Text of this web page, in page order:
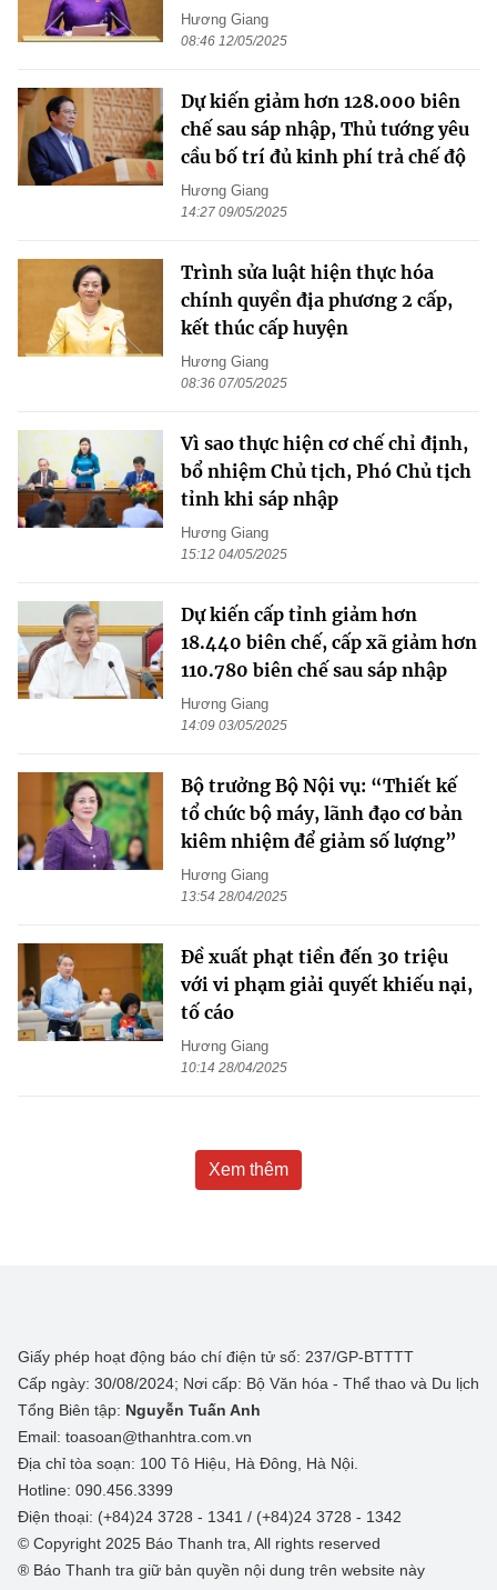
Hương Giang
08:46 12/05/2025
Dự kiến giảm hơn 128.000 biên
chế sau sáp nhập, Thủ tướng yêu
cầu bố trí đủ kinh phí trả chế độ
Hương Giang
14:27 09/05/2025
Trình sửa luật hiện thực hóa
chính quyền địa phương 2 cấp,
kết thúc cấp huyện
Hương Giang
08:36 07/05/2025
Vì sao thực hiện cơ chế chỉ định,
bổ nhiệm Chủ tịch, Phó Chủ tịch
tỉnh khi sáp nhập
Hương Giang
15:12 04/05/2025
Dự kiến cấp tỉnh giảm hơn
18.440 biên chế, cấp xã giảm hơn
110.780 biên chế sau sáp nhập
Hương Giang
14:09 03/05/2025
Bộ trưởng Bộ Nội vụ: “Thiết kế
tổ chức bộ máy, lãnh đạo cơ bản
kiêm nhiệm để giảm số lượng”
Hương Giang
13:54 28/04/2025
Đề xuất phạt tiền đến 30 triệu
với vi phạm giải quyết khiếu nại,
tố cáo
Hương Giang
10:14 28/04/2025
Xem thêm
Giấy phép hoạt động báo chí điện tử số: 237/GP-BTTTT
Cấp ngày: 30/08/2024; Nơi cấp: Bộ Văn hóa - Thể thao và Du lịch
Tổng Biên tập: Nguyễn Tuấn Anh
Email: toasoan@thanhtra.com.vn
Địa chỉ tòa soạn: 100 Tô Hiệu, Hà Đông, Hà Nội.
Hotline: 090.456.3399
Điện thoại: (+84)24 3728 - 1341 / (+84)24 3728 - 1342
© Copyright 2025 Báo Thanh tra, All rights reserved
® Báo Thanh tra giữ bản quyền nội dung trên website này